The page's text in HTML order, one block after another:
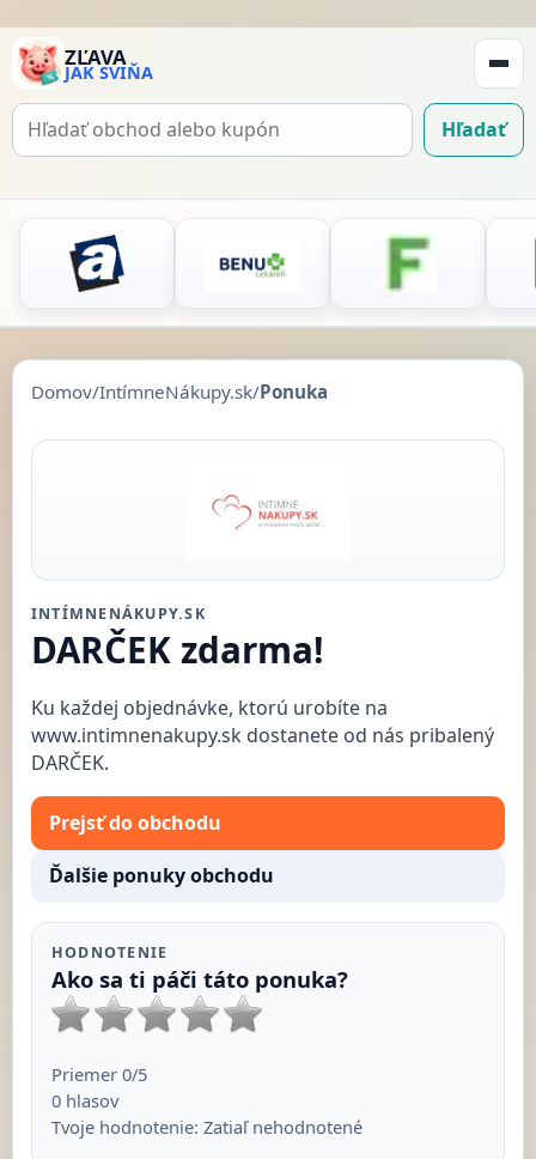
ZĽAVA
JAK SVIŇA
Hľadať
Hľadať
Domov/IntímneNákupy.sk/Ponuka
INTÍMNENÁKUPY.SK
DARČEK zdarma!
Ku každej objednávke, ktorú urobíte na
www.intimnenakupy.sk dostanete od nás pribalený
DARČEK.
Prejsť do obchodu
Ďalšie ponuky obchodu
HODNOTENIE
Ako sa ti páči táto ponuka?
Priemer 0/5
0hlasov
Tvoje hodnotenie: Zatiaľ nehodnotené